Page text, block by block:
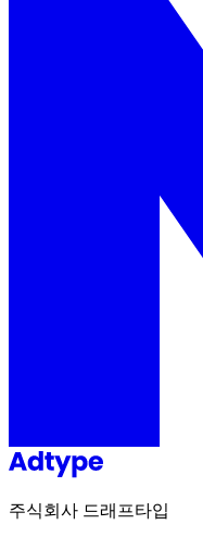
주식회사 드래프타입